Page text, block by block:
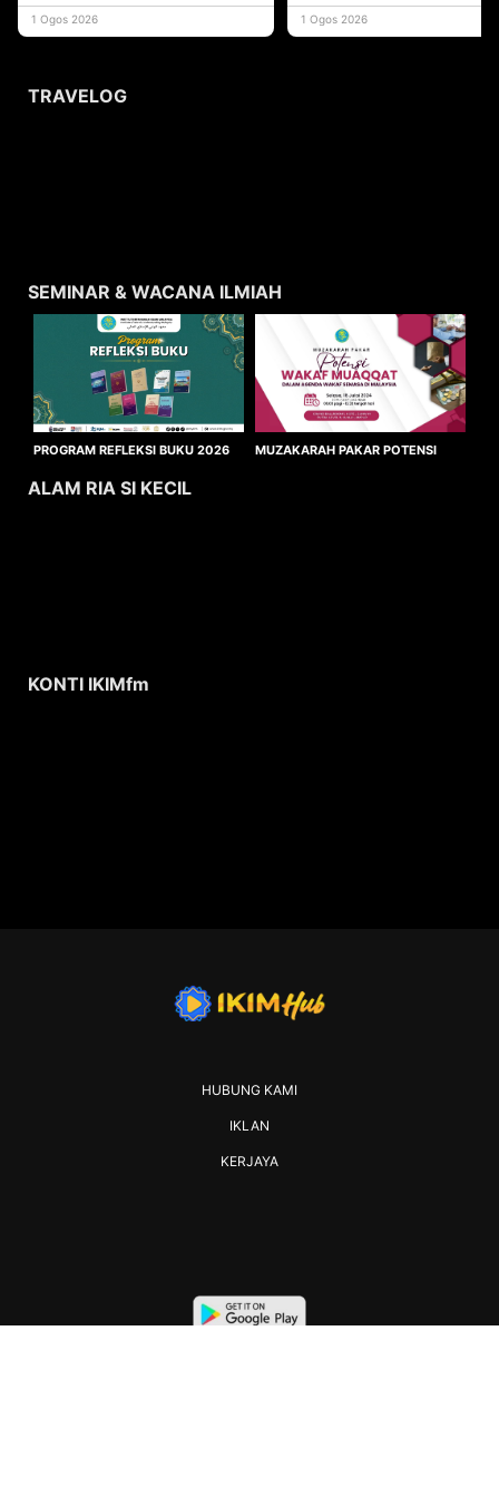
yang memberi ma
1 Ogos 2026
1 Ogos 2026
TRAVELOG
SEMINAR & WACANA ILMIAH
PROGRAM REFLEKSI BUKU 2026
MUZAKARAH PAKAR POTENSI
ALAM RIA SI KECIL
KONTI IKIMfm
HUBUNG KAMI
IKLAN
KERJAYA